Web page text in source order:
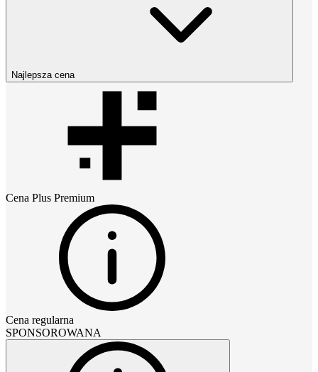
Najlepsza cena
Cena Plus Premium
Cena regularna
SPONSOROWANA